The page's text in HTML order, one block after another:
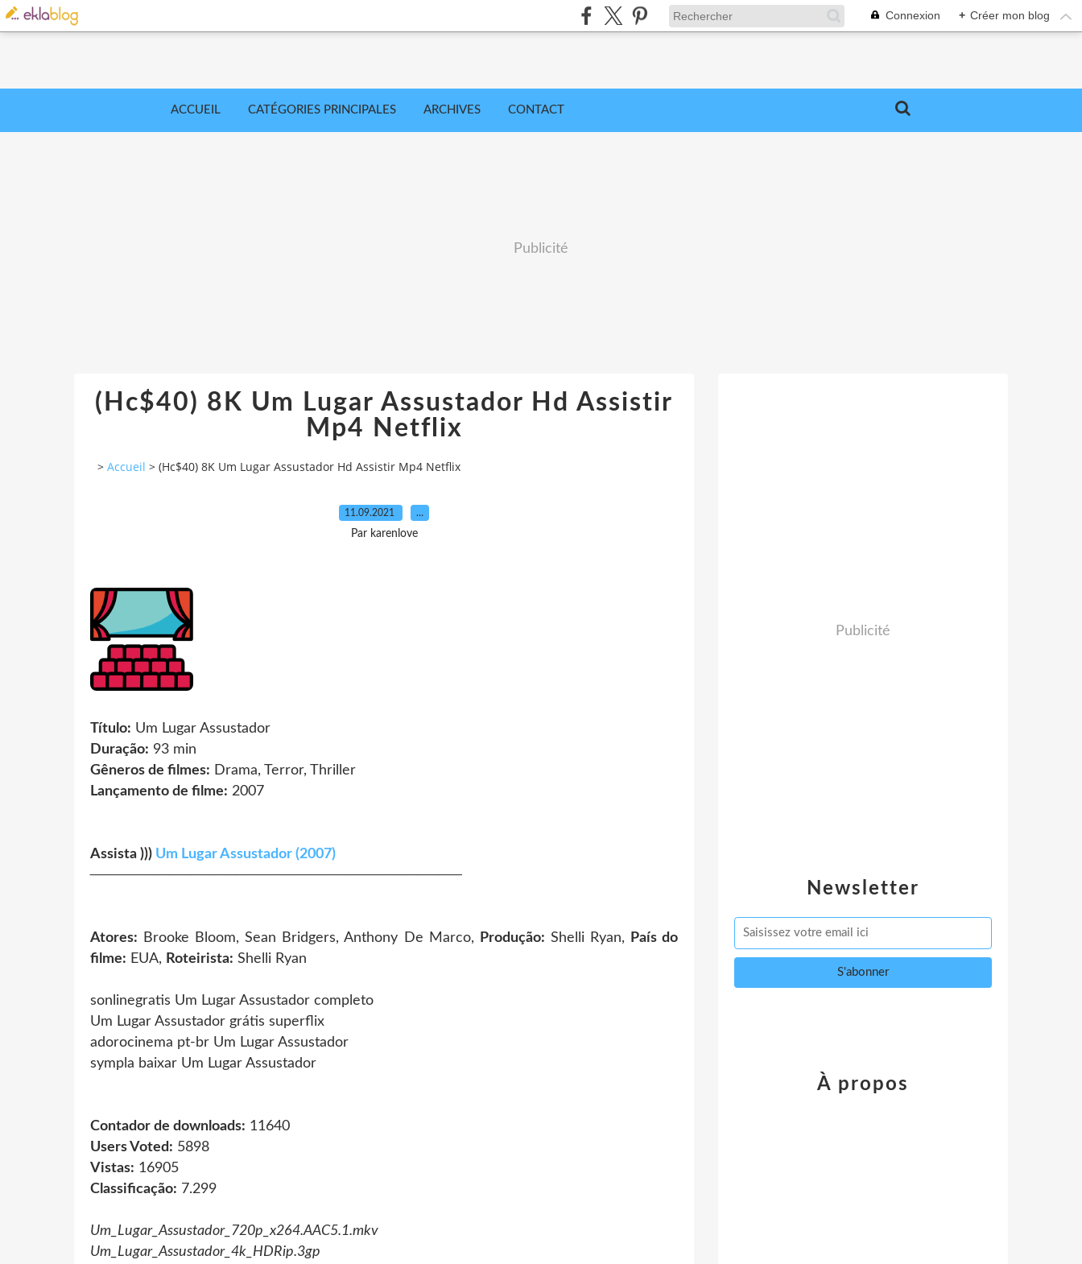
Connexion + Créer mon blog
ACCUEIL CATÉGORIES PRINCIPALES ARCHIVES CONTACT
Publicité
(Hc$40) 8K Um Lugar Assustador Hd Assistir
Mp4 Netflix
> Accueil > (Hc$40) 8K Um Lugar Assustador Hd Assistir Mp4 Netflix
11.09.2021 …
Par karenlove
Título: Um Lugar Assustador
Duração: 93 min
Gêneros de filmes: Drama, Terror, Thriller
Lançamento de filme: 2007
Assista ))) Um Lugar Assustador (2007)
─────────────────────────────────
Atores: Brooke Bloom, Sean Bridgers, Anthony De Marco, Produção: Shelli Ryan,
País do
filme: EUA, Roteirista: Shelli Ryan
sonlinegratis Um Lugar Assustador completo
Um Lugar Assustador grátis superflix
adorocinema pt-br Um Lugar Assustador
sympla baixar Um Lugar Assustador
Contador de downloads: 11640
Users Voted: 5898
Vistas: 16905
Classificação: 7.299
Um_Lugar_Assustador_720p_x264.AAC5.1.mkv
Um_Lugar_Assustador_4k_HDRip.3gp
Newsletter
Publicité
À propos